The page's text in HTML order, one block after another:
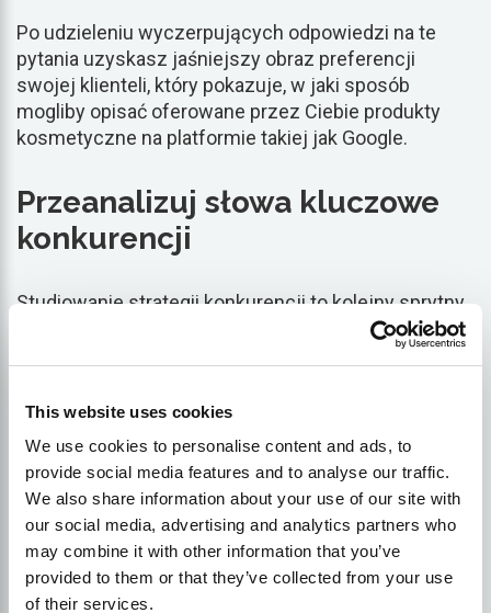
This website uses cookies
We use cookies to personalise content and ads, to
provide social media features and to analyse our traffic.
We also share information about your use of our site with
our social media, advertising and analytics partners who
may combine it with other information that you’ve
provided to them or that they’ve collected from your use
of their services.
Po udzieleniu wyczerpujących odpowiedzi na te
pytania uzyskasz jaśniejszy obraz preferencji
swojej klienteli, który pokazuje, w jaki sposób
mogliby opisać oferowane przez Ciebie produkty
kosmetyczne na platformie takiej jak Google.
Przeanalizuj słowa kluczowe
konkurencji
Studiowanie strategii konkurencji to kolejny sprytny
sposób na znalezienie idealnych słów kluczowych
SEO dla produktów do pielęgnacji urody i skóry.
na powtarzające się słowa używane w ich treści,
tytułach,
meta
opisy i opisy produktów - są to
prawdopodobnie wybrane przez nich słowa
kluczowe.
Kilka narzędzi może pomóc usprawnićkonkurent
słowo kluczowebadaniai analizy, w tym SEMRush i
Ahrefs. Platformy te nie tylko ujawniają, jakich słów